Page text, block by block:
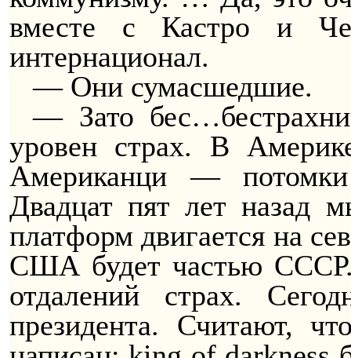
вместе с Кастро и
интернационал.
— Они сумасшедшие.
— Зато
уровен страх. В
Американци — потомки
Двадцат пят лет назад
платформ двигается на
США будет частью
отдалений страх.
президента. Считают,